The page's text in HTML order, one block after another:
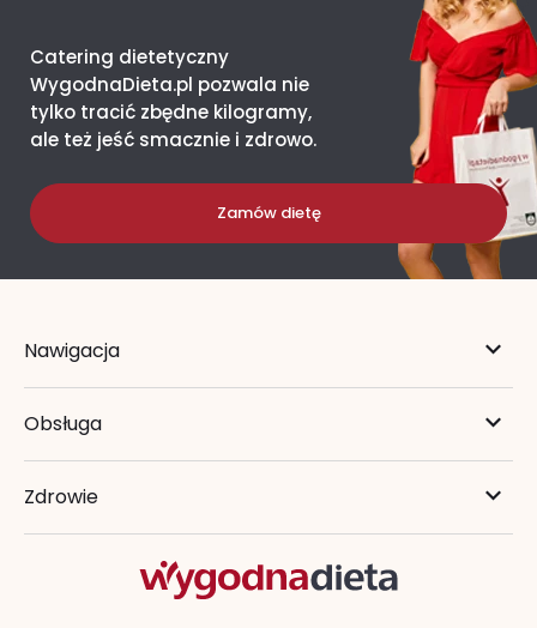
Catering dietetyczny
WygodnaDieta.pl pozwala nie
tylko tracić zbędne kilogramy,
ale też jeść smacznie i zdrowo.
Zamów dietę
Nawigacja
Obsługa
Zdrowie